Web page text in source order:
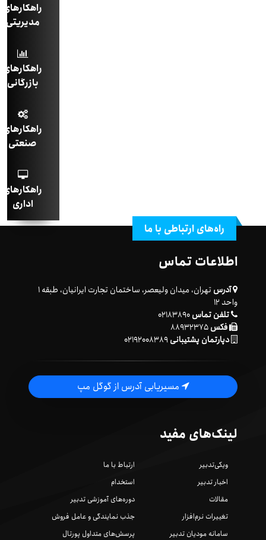
راهکارهای
مدیریتی
راهکارهای
بازرگانی
راهکارهای
صنعتی
راهکارهای
اداری
راه‌های ارتباطی با ما
اطلاعات تماس
آدرس
تهران، میدان ولیعصر، ساختمان تجارت ایرانیان، طبقه ۱
واحد ۱۲
تلفن تماس۰۲۱۸۳۸۹۰
فکس۸۸۹۳۲۳۷۵
دپارتمان پشتیبانی۰۲۱۹۲۰۰۸۳۸۹
مسیریابی آدرس از گوگل مپ
لینک‌های مفید
ویکی‌تدبیر
اخبار تدبیر
مقالات
تغییرات نرم‌افزار
سامانه مودیان تدبیر
ارتباط با ما
استخدام
دوره‌های آموزشی تدبیر
جذب نمایندگی و عامل فروش
پرسش‌های متداول پورتال